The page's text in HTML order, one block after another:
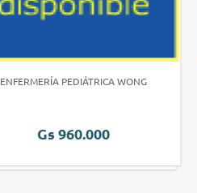
ENFERMERÍA PEDIÁTRICA WONG
Gs 960.000